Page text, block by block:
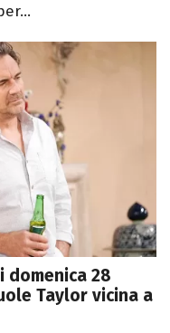
28
Taylor vicina a